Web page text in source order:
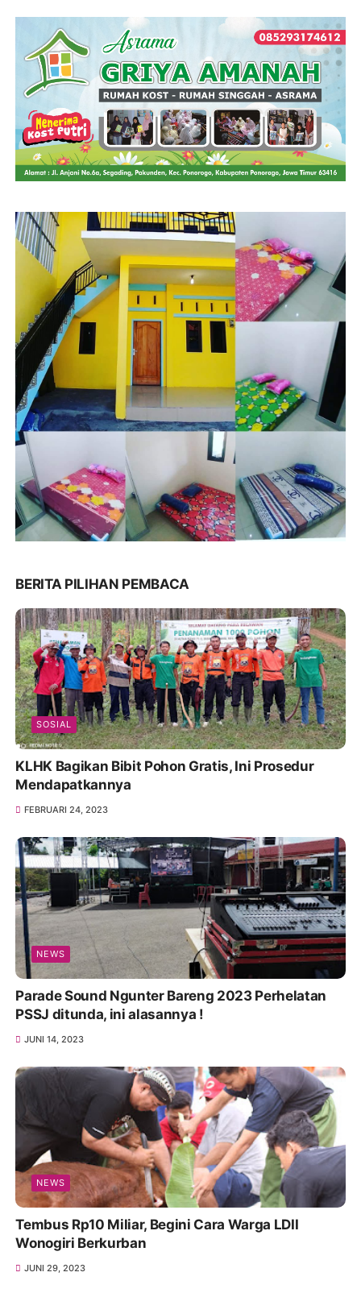
BERITA PILIHAN PEMBACA
SOSIAL
KLHK Bagikan Bibit Pohon Gratis, Ini Prosedur
Mendapatkannya
FEBRUARI 24, 2023
NEWS
Parade Sound Ngunter Bareng 2023 Perhelatan
PSSJ ditunda, ini alasannya !
JUNI 14, 2023
NEWS
Tembus Rp10 Miliar, Begini Cara Warga LDII
Wonogiri Berkurban
JUNI 29, 2023